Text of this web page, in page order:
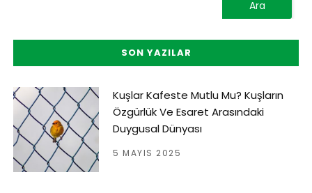
SON YAZILAR
Kuşlar Kafeste Mutlu Mu? Kuşların
Özgürlük Ve Esaret Arasındaki
Duygusal Dünyası
5 MAYIS 2025